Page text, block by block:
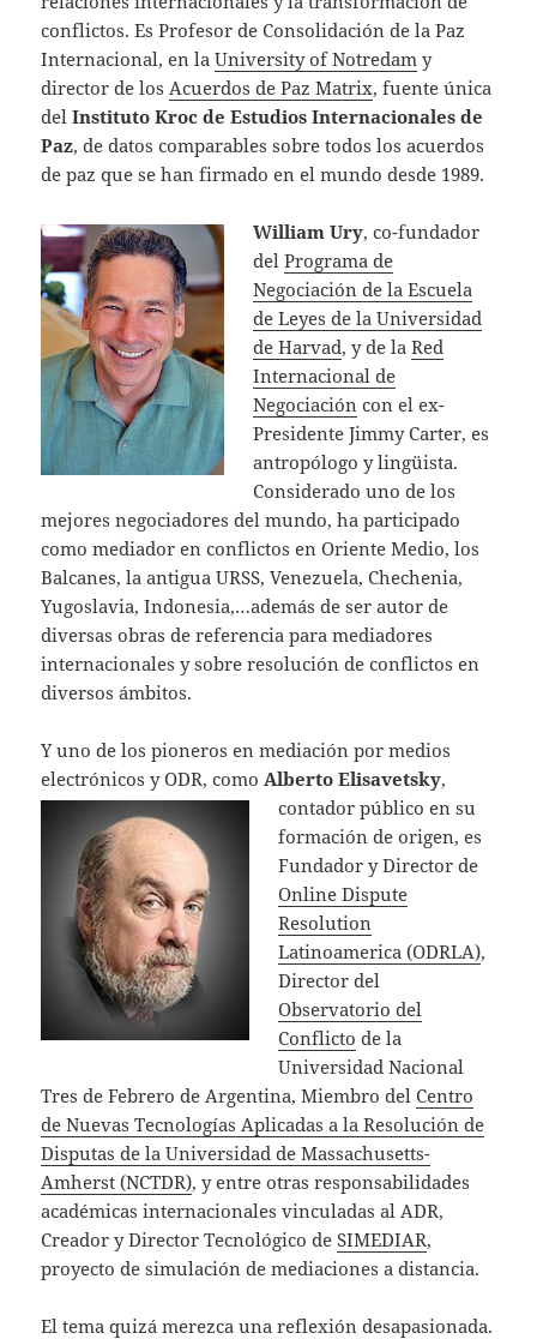
conflictos. Es Profesor de Consolidación de la Paz
Internacional, en laUniversity of Notredam y
director de los Acuerdos de Paz Matrix, fuente única
delInstituto Kroc de Estudios Internacionales de
Paz, de datos comparables sobre todos los acuerdos
de paz que se han firmado en el mundo desde 1989.
William Ury, co-fundador
delPrograma de
Negociación de la Escuela
de Leyes de la Universidad
de Harvad, y de laRed
Internacional de
Negociación con el ex-
Presidente Jimmy Carter, es
antropólogo y lingüista.
Considerado uno de los
mejores negociadores del mundo, ha participado
como mediador en conflictos en Oriente Medio, los
Balcanes, la antigua URSS, Venezuela, Chechenia,
Yugoslavia, Indonesia,…además de ser autor de
diversas obras de referencia para mediadores
internacionales y sobre resolución de conflictos en
diversos ámbitos.
Y uno de los pioneros en mediación por medios
electrónicos y ODR, como Alberto Elisavetsky,
contador público en su
formación de origen, es
Fundador y Director de
Online Dispute
Resolution
Latinoamerica (ODRLA),
Director del
Observatorio del
Conflicto de la
Universidad Nacional
Tres de Febrero de Argentina, Miembro delCentro
de Nuevas Tecnologías Aplicadas a la Resolución de
Disputas de la Universidad de Massachusetts-
Amherst(NCTDR), y entre otras responsabilidades
académicas internacionales vinculadas al ADR,
Creador y Director Tecnológico deSIMEDIAR,
proyecto de simulación de mediaciones a distancia.
El tema quizá merezca una reflexión desapasionada.